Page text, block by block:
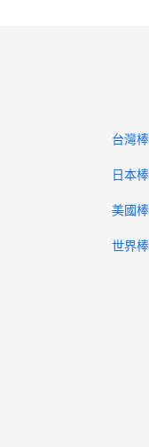
台灣
日本
美國
世界